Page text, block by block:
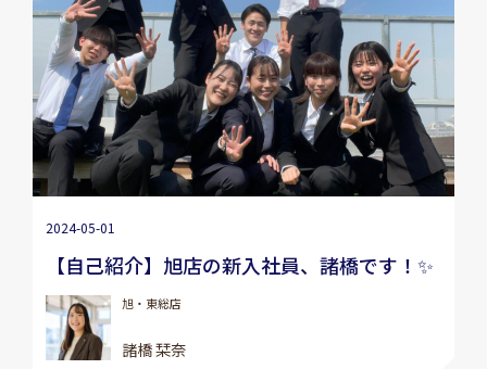
2024-05-01
【自己紹介】旭店の新入社員、諸橋です！✨
旭・東総店
諸橋 栞奈